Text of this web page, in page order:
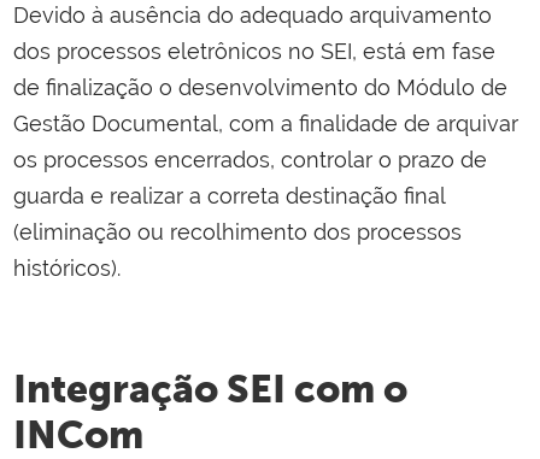
Devido à ausência do adequado arquivamento
dos processos eletrônicos no SEI, está em fase
de finalização o desenvolvimento do Módulo de
Gestão Documental, com a finalidade de arquivar
os processos encerrados, controlar o prazo de
guarda e realizar a correta destinação final
(eliminação ou recolhimento dos processos
históricos).
Integração SEI com o
INCom